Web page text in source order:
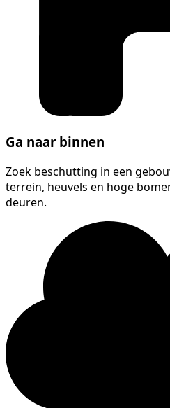
Ga naar binnen
Zoek beschutting in een
terrein, heuvels en hoge
deuren.